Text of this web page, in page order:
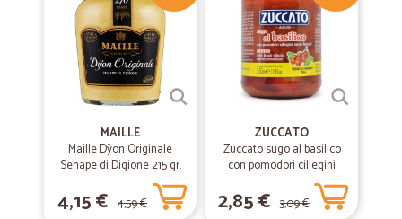
MAILLE
Maille Dÿon Originale
Senape di Digione 215 gr.
4,15 € 4,59 €
ZUCCATO
Zuccato sugo al basilico
con pomodori ciliegini
interi freschi gr.370
2,85 € 3,09 €